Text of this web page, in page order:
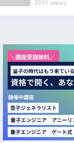
2051 views